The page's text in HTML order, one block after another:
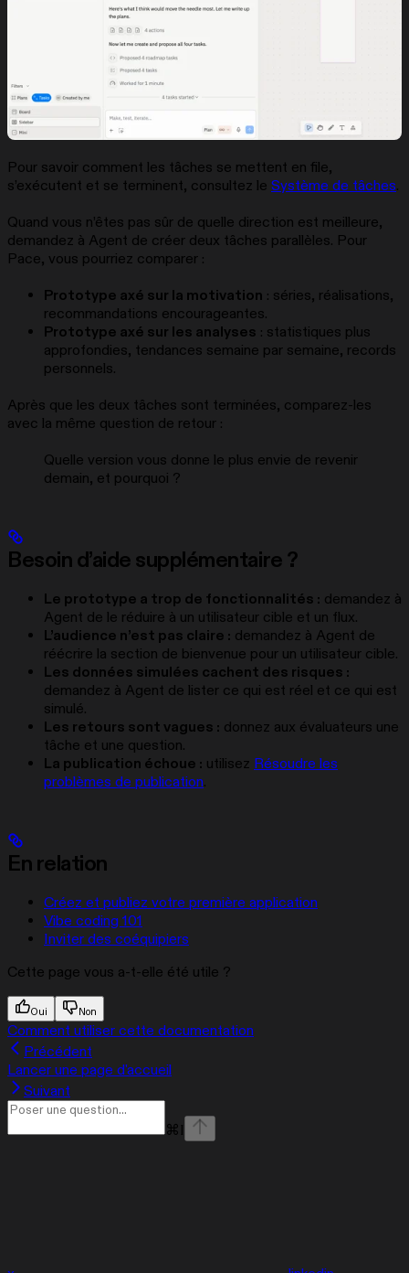
Pour savoir comment les tâches se mettent en file,
s’exécutent et se terminent, consultez le Système de tâches.
Quand vous n’êtes pas sûr de quelle direction est meilleure,
demandez à Agent de créer deux tâches parallèles. Pour
Pace, vous pourriez comparer :
Prototype axé sur la motivation : séries, réalisations,
recommandations encourageantes.
Prototype axé sur les analyses : statistiques plus
approfondies, tendances semaine par semaine, records
personnels.
Après que les deux tâches sont terminées, comparez-les
avec la même question de retour :
Quelle version vous donne le plus envie de revenir
demain, et pourquoi ?
Besoin d’aide supplémentaire ?
Le prototype a trop de fonctionnalités : demandez à
Agent de le réduire à un utilisateur cible et un flux.
L’audience n’est pas claire : demandez à Agent de
réécrire la section de bienvenue pour un utilisateur cible.
Les données simulées cachent des risques :
demandez à Agent de lister ce qui est réel et ce qui est
simulé.
Les retours sont vagues : donnez aux évaluateurs une
tâche et une question.
La publication échoue : utilisez Résoudre les
problèmes de publication.
En relation
Créez et publiez votre première application
Vibe coding 101
Inviter des coéquipiers
Cette page vous a-t-elle été utile ?
Oui Non
Comment utiliser cette documentation
Précédent
Lancer une page d'accueil
Suivant
⌘ I